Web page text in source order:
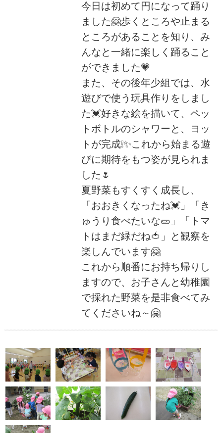
今日は初めて円になって踊り
ました🤗歩くところや止まる
ところがあることを知り、み
んなと一緒に楽しく踊ること
ができました💗
また、その後年少組では、水
遊びで使う玩具作りをしまし
た💓好きな絵を描いて、ペッ
トボトルのシャワーと、ヨッ
トが完成❕✨これから始まる遊
びに期待をもつ姿が見られま
した🌷
夏野菜もすくすく成長し、
「おおきくなったね💓」「き
ゅうり食べたいな🥒」「トマ
トはまだ緑だね🍅」と観察を
楽しんでいます🤗
これから順番にお持ち帰りし
ますので、お子さんと幼稚園
で採れた野菜を是非食べてみ
てくださいね～🤗